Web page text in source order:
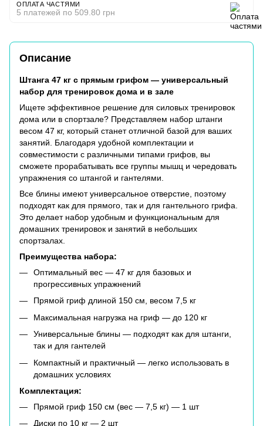
ОПЛАТА ЧАСТЯМИ
5 платежей по 509.80 грн
Описание
Штанга 47 кг с прямым грифом — универсальный
набор для тренировок дома и в зале
Ищете эффективное решение для силовых тренировок
дома или в спортзале? Представляем набор штанги
весом 47 кг, который станет отличной базой для ваших
занятий. Благодаря удобной комплектации и
совместимости с различными типами грифов, вы
сможете прорабатывать все группы мышц и чередовать
упражнения со штангой и гантелями.
Все блины имеют универсальное отверстие, поэтому
подходят как для прямого, так и для гантельного грифа.
Это делает набор удобным и функциональным для
домашних тренировок и занятий в небольших
спортзалах.
Преимущества набора:
Оптимальный вес — 47 кг для базовых и
прогрессивных упражнений
Прямой гриф длиной 150 см, весом 7,5 кг
Максимальная нагрузка на гриф — до 120 кг
Универсальные блины — подходят как для штанги,
так и для гантелей
Компактный и практичный — легко использовать в
домашних условиях
Комплектация:
Прямой гриф 150 см (вес — 7,5 кг) — 1 шт
Диски по 10 кг — 2 шт